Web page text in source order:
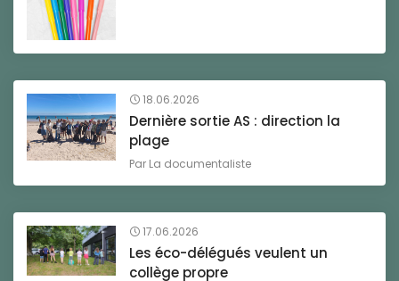
18.06.2026
Dernière sortie AS : direction la
plage
Par La documentaliste
17.06.2026
Les éco-délégués veulent un
collège propre